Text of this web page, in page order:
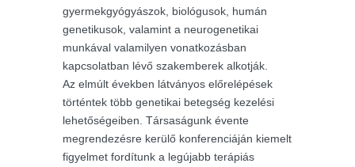
gyermekgyógyászok, biológusok, humán
genetikusok, valamint a neurogenetikai
munkával valamilyen vonatkozásban
kapcsolatban lévő szakemberek alkotják.
Az elmúlt években látványos előrelépések
történtek több genetikai betegség kezelési
lehetőségeiben. Társaságunk évente
megrendezésre kerülő konferenciáján kiemelt
figyelmet fordítunk a legújabb terápiás